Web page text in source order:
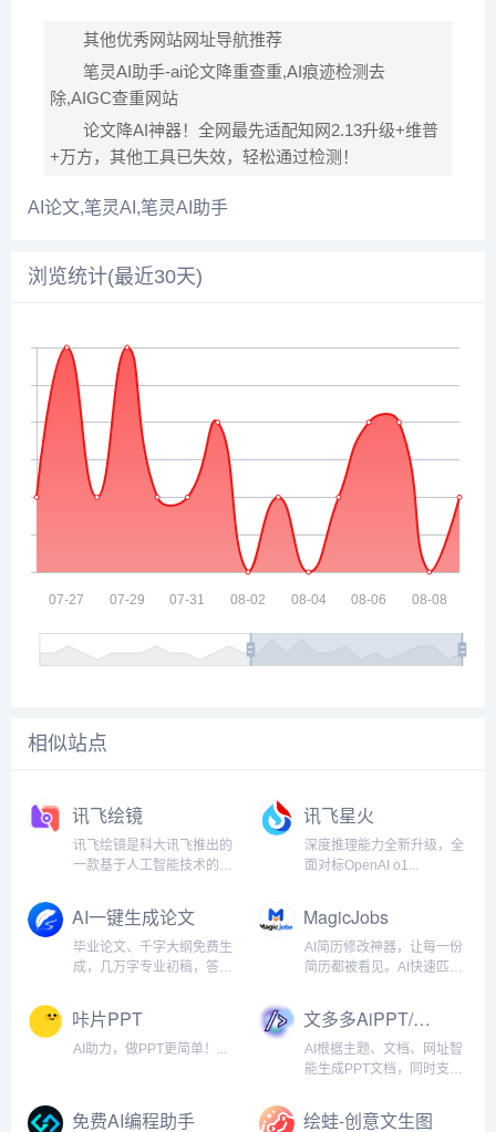
其他优秀网站网址导航推荐
笔灵AI助手-ai论文降重查重,AI痕迹检测去
除,AIGC查重网站
论文降AI神器！全网最先适配知网2.13升级+维普
+万方，其他工具已失效，轻松通过检测！
AI论文,笔灵AI,笔灵AI助手
浏览统计(最近30天)
相似站点
讯飞绘镜
讯飞绘镜是科大讯飞推出的
一款基于人工智能技术的AI
频创作流程，帮助用户将创
意快速转化为高质量的视频
内容。...
讯飞星火
深度推理能力全新升级，全
面对标OpenAI o1...
AI一键生成论文
毕业论文、千字大纲免费生
成，几万字专业初稿，答辩
师要求无限改稿！...
MagicJobs
AI简历修改神器，让每一份
简历都被看见。AI快速匹配
动优化简历，生成优秀简历
模板并支持导出，提高简历
通过率。...
咔片PPT
AI助力，做PPT更简单！...
文多多AiPPT/免费生成
AI根据主题、文档、网址智
能生成PPT文档，同时支持
出、一键动效、自动生成演
讲稿等功能...
免费AI编程助手 绘蛙-创意文生图